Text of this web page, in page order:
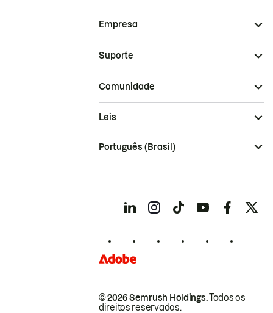
Empresa
Suporte
Comunidade
© 2026 Semrush Holdings.Todos os
direitos reservados.
Leis
Português (Brasil)